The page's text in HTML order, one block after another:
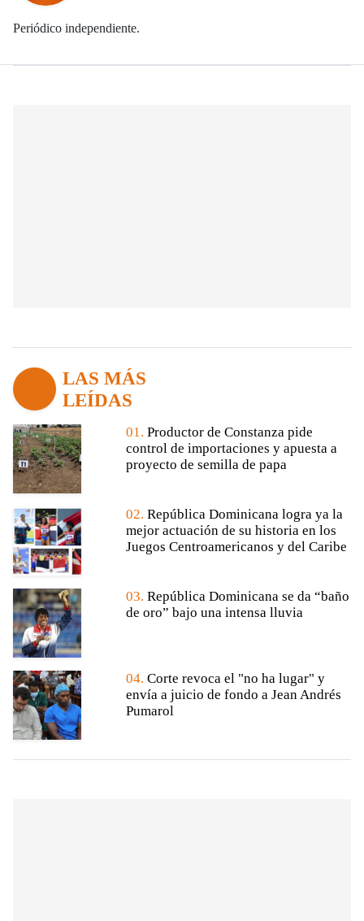
Periódico independiente.
LAS MÁS
LEÍDAS
01. Productor de Constanza pide
control de importaciones y apuesta a
proyecto de semilla de papa
02. República Dominicana logra ya la
mejor actuación de su historia en los
Juegos Centroamericanos y del Caribe
03. República Dominicana se da “baño
de oro” bajo una intensa lluvia
04. Corte revoca el "no ha lugar" y
envía a juicio de fondo a Jean Andrés
Pumarol